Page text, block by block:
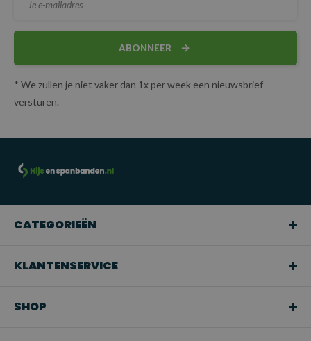
ABONNEER
* We zullen je niet vaker dan 1x per week een nieuwsbrief
versturen.
CATEGORIEËN
KLANTENSERVICE
SHOP